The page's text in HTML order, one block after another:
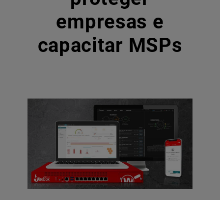
empresas e
capacitar MSPs